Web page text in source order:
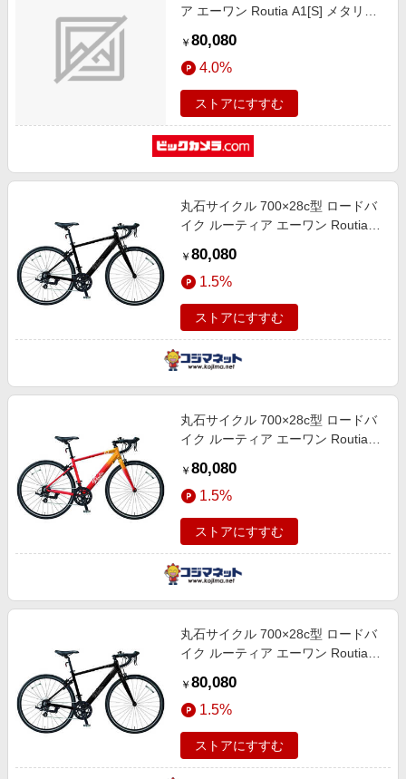
ア エーワン Routia A1[S] メタリッ
RA430A [14段変速（2×7）]
￥ 80,080
4.0%
ストアにすすむ
丸石サイクル 700×28c型 ロードバ
イク ルーティア エーワン Routia
クブラック×マットブラック 【組立
商品につき返品不可
￥ 80,080
1.5%
ストアにすすむ
丸石サイクル 700×28c型 ロードバ
イク ルーティア エーワン Routia
イタリアンレッド 【組立商品につ
き返品不可】 RA430A
￥ 80,080
1.5%
ストアにすすむ
丸石サイクル 700×28c型 ロードバ
イク ルーティア エーワン Routia
ブラック×マットブラック 【組立商
品につき返品不可
￥ 80,080
1.5%
ストアにすすむ